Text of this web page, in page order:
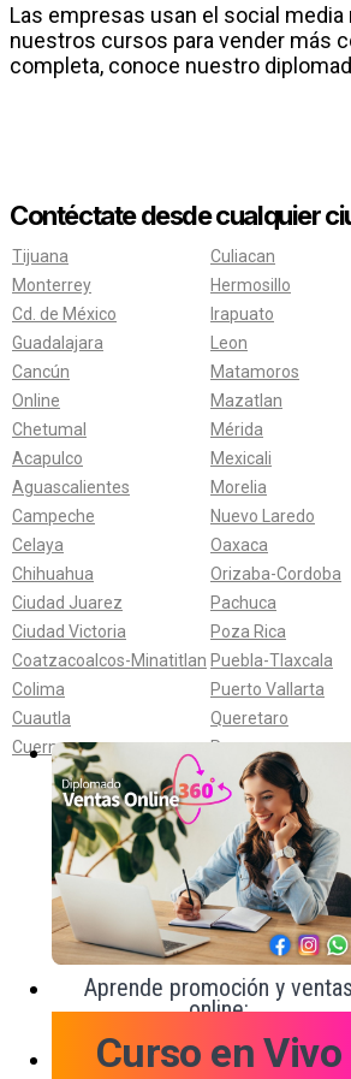
Las empresas usan el social
nuestros cursos para vender más
completa, conoce nuestro
Contéctate desde cualquier
Tijuana
Monterrey
Cd. de México
Guadalajara
Cancún
Online
Chetumal
Acapulco
Aguascalientes
Campeche
Celaya
Chihuahua
Ciudad Juarez
Ciudad Victoria
Coatzacoalcos-Minatitlan
Colima
Cuautla
Cuernavaca
Culiacan
Hermosillo
Irapuato
Leon
Matamoros
Mazatlan
Mérida
Mexicali
Morelia
Nuevo Laredo
Oaxaca
Orizaba-Cordoba
Pachuca
Poza Rica
Puebla-Tlaxcala
Puerto Vallarta
Queretaro
Reynosa
Aprende promoción y ventas
online:
Curso en Vivo